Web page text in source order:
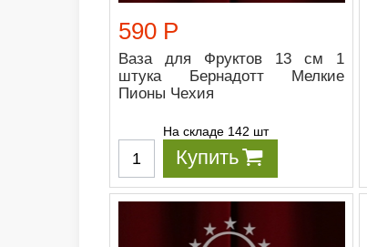
590 Р
Ваза для Фруктов 13 см 1
штука Бернадотт Мелкие
Пионы Чехия
На складе 142 шт
Купить